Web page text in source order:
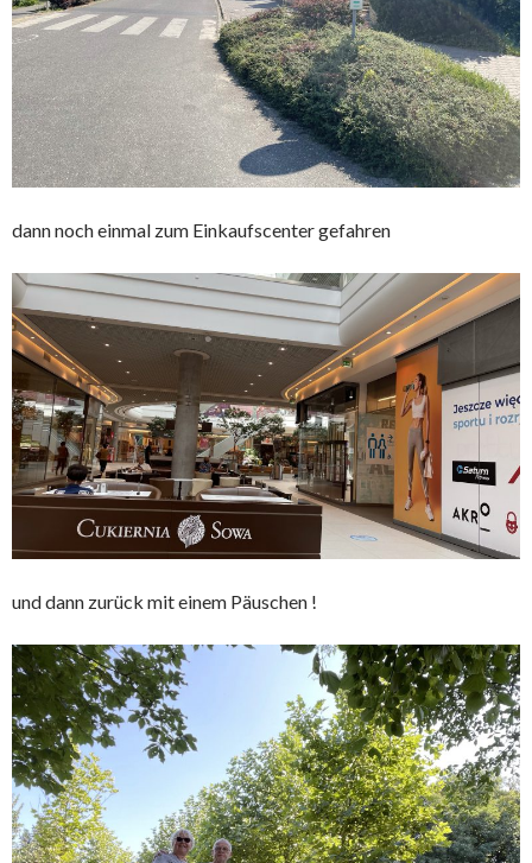
dann noch einmal zum Einkaufscenter gefahren
und dann zurück mit einem Päuschen !